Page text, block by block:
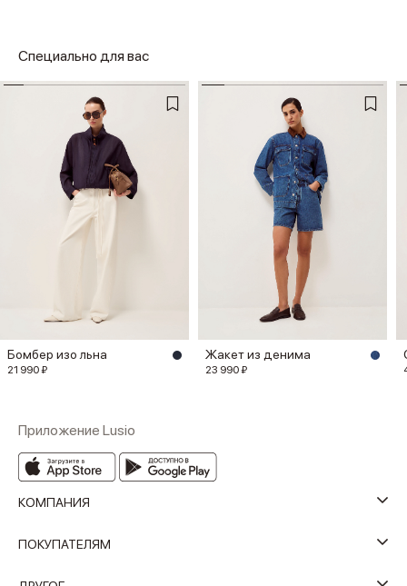
Специально для вас
Бомбер изо льна
21 990 ₽
Жакет из денима
23 990 ₽
Приложение Lusio
КОМПАНИЯ
ПОКУПАТЕЛЯМ